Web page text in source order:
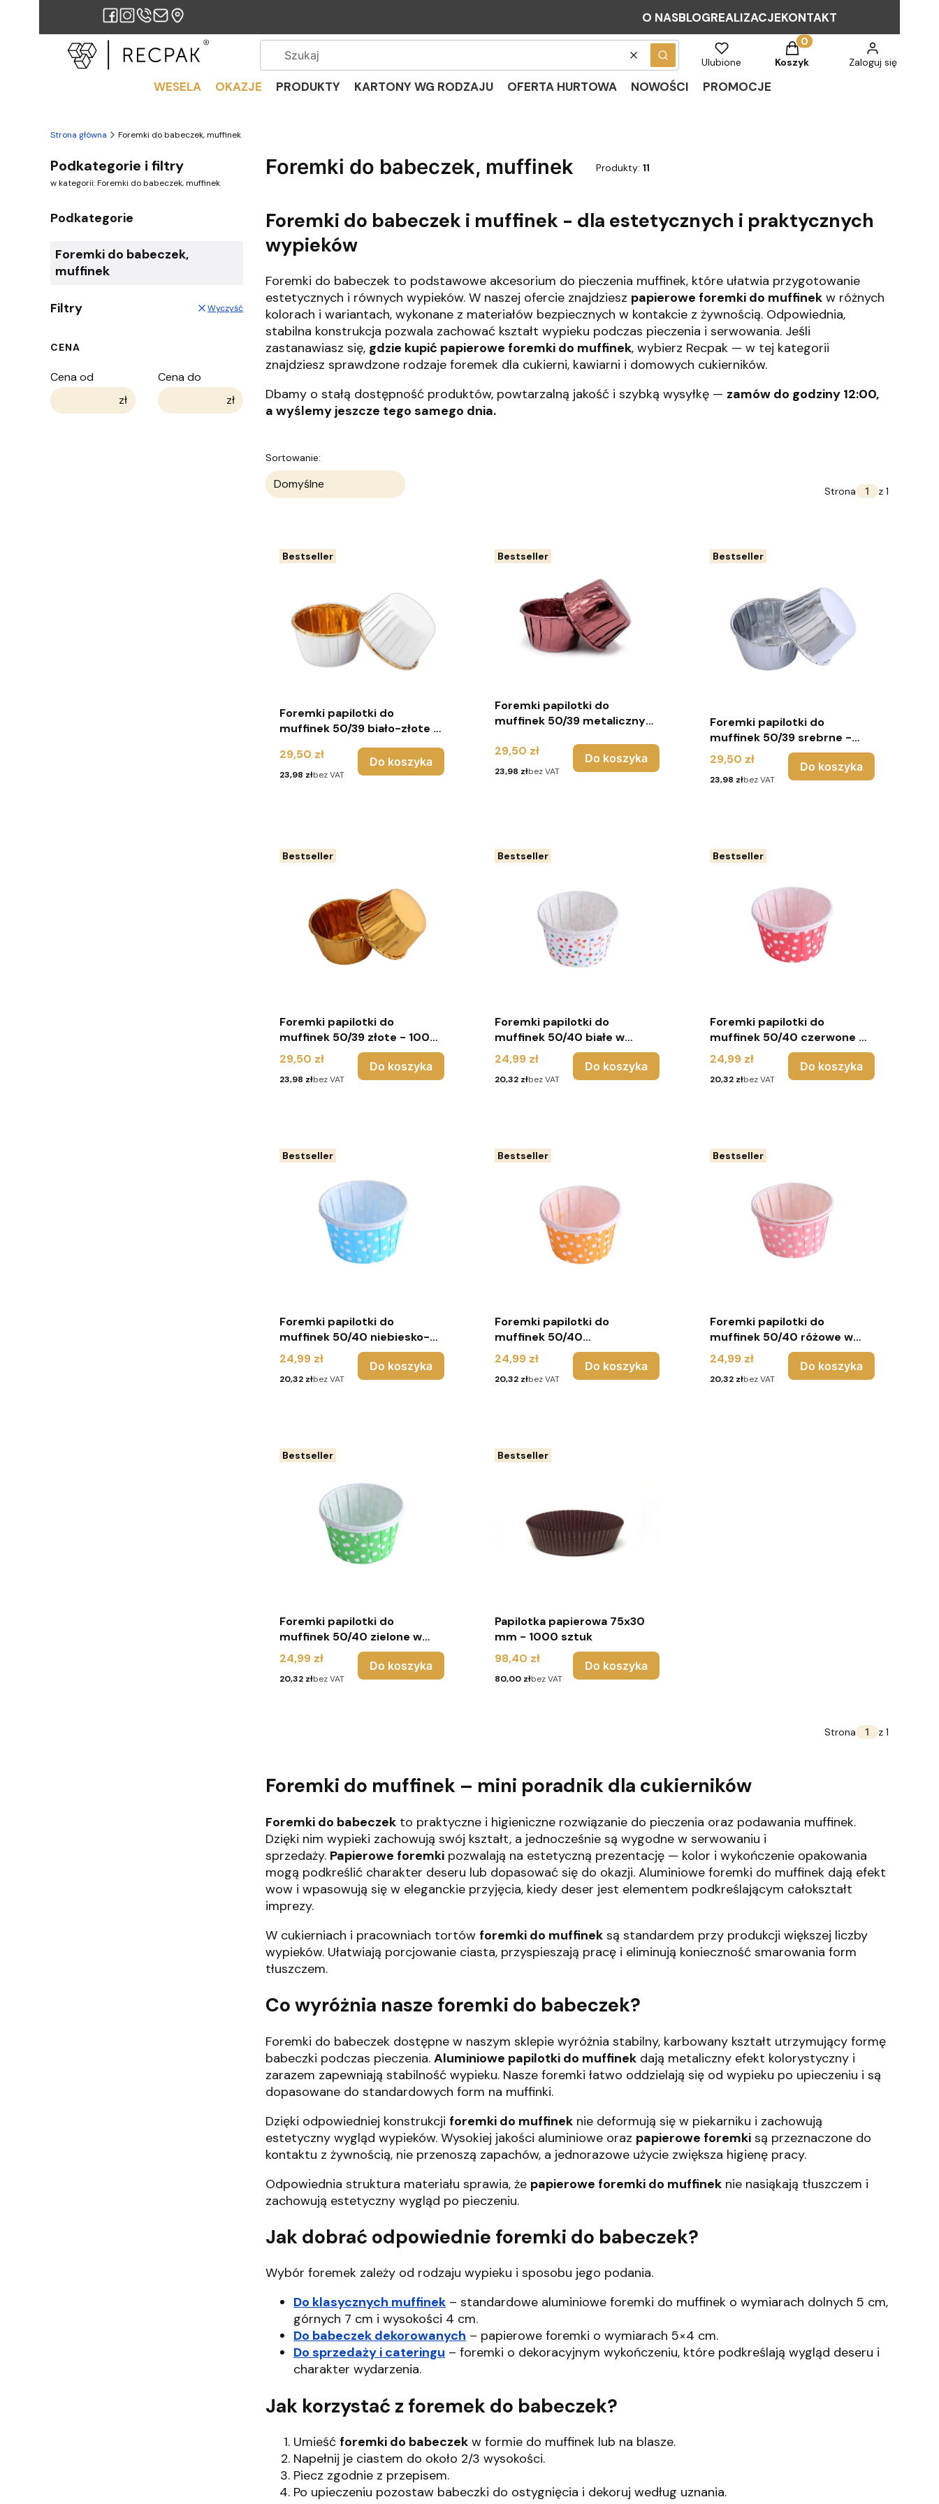
O NASBLOGREALIZACJEKONTAKT
WyczyśćSzukaj Ulubione
Produkty w koszyku: 0.
Koszyk Zaloguj się
WESELA OKAZJE PRODUKTY KARTONY WG RODZAJU OFERTA HURTOWA NOWOŚCI PROMOCJE
Strona główna Foremki do babeczek, muffinek
Podkategorie i filtry
w kategorii: Foremki do babeczek, muffinek
Podkategorie
Foremki do babeczek,
muffinek
Filtry Wyczyść
CENA
Cena od
zł
Cena do
zł
Foremki do babeczek, muffinek Produkty: 11
Foremki do babeczek i muffinek - dla estetycznych i praktycznych
wypieków
Foremki do babeczek to podstawowe akcesorium do pieczenia muffinek, które ułatwia przygotowanie
estetycznych i równych wypieków. W naszej ofercie znajdziesz papierowe foremki do muffinek w różnych
kolorach i wariantach, wykonane z materiałów bezpiecznych w kontakcie z żywnością. Odpowiednia,
stabilna konstrukcja pozwala zachować kształt wypieku podczas pieczenia i serwowania. Jeśli
zastanawiasz się, gdzie kupić papierowe foremki do muffinek, wybierz Recpak — w tej kategorii
znajdziesz sprawdzone rodzaje foremek dla cukierni, kawiarni i domowych cukierników.
Dbamy o stałą dostępność produktów, powtarzalną jakość i szybką wysyłkę — zamów do godziny 12:00,
a wyślemy jeszcze tego samego dnia.
Lista produktów
Sortowanie:
Domyślne Strona z 1
Bestseller
Foremki papilotki do
muffinek 50/39 biało-złote -
Cena
29,50 zł
Cena
23,98 złbez VAT
Do koszyka
Bestseller
Foremki papilotki do
muffinek 50/39 metaliczny
Cena
29,50 zł
Cena
23,98 złbez VAT
Do koszyka
Bestseller
Foremki papilotki do
muffinek 50/39 srebrne -
100 sztuk - Urodziny
Cena
29,50 zł
Cena
23,98 złbez VAT
Do koszyka
Bestseller
Foremki papilotki do
muffinek 50/39 złote - 100
sztuk - Urodziny
Cena
29,50 zł
Cena
23,98 złbez VAT
Do koszyka
Bestseller
Foremki papilotki do
muffinek 50/40 białe w
kolorowe groszki - 100 sztuk
Cena
24,99 zł
Cena
20,32 złbez VAT
Do koszyka
Bestseller
Foremki papilotki do
muffinek 50/40 czerwone w
białe groszki - 100 sztuk -
Urodziny
Cena
24,99 zł
Cena
20,32 złbez VAT
Do koszyka
Bestseller
Foremki papilotki do
muffinek 50/40 niebiesko-
białe groszki - 100 sztuk
Cena
24,99 zł
Cena
20,32 złbez VAT
Do koszyka
Bestseller
Foremki papilotki do
muffinek 50/40
pomarańczowo-białe groszki
- 100 sztuk
Cena
24,99 zł
Cena
20,32 złbez VAT
Do koszyka
Bestseller
Foremki papilotki do
muffinek 50/40 różowe w
białe groszki - 100 sztuk -
Urodziny
Cena
24,99 zł
Cena
20,32 złbez VAT
Do koszyka
Bestseller
Foremki papilotki do
muffinek 50/40 zielone w
białe groszki - 100 sztuk
Cena
24,99 zł
Cena
20,32 złbez VAT
Do koszyka
Bestseller
Papilotka papierowa 75x30
mm - 1000 sztuk
Cena
98,40 zł
Cena
80,00 złbez VAT
Do koszyka
Strona z 1
Foremki do muffinek – mini poradnik dla cukierników
Foremki do babeczek to praktyczne i higieniczne rozwiązanie do pieczenia oraz podawania muffinek.
Dzięki nim wypieki zachowują swój kształt, a jednocześnie są wygodne w serwowaniu i
sprzedaży. Papierowe foremki pozwalają na estetyczną prezentację — kolor i wykończenie opakowania
mogą podkreślić charakter deseru lub dopasować się do okazji. Aluminiowe foremki do muffinek dają efekt
wow i wpasowują się w eleganckie przyjęcia, kiedy deser jest elementem podkreślającym całokształt
imprezy.
W cukierniach i pracowniach tortów foremki do muffinek są standardem przy produkcji większej liczby
wypieków. Ułatwiają porcjowanie ciasta, przyspieszają pracę i eliminują konieczność smarowania form
tłuszczem.
Co wyróżnia nasze foremki do babeczek?
Foremki do babeczek dostępne w naszym sklepie wyróżnia stabilny, karbowany kształt utrzymujący formę
babeczki podczas pieczenia. Aluminiowe papilotki do muffinek dają metaliczny efekt kolorystyczny i
zarazem zapewniają stabilność wypieku. Nasze foremki łatwo oddzielają się od wypieku po upieczeniu i są
dopasowane do standardowych form na muffinki.
Dzięki odpowiedniej konstrukcji foremki do muffinek nie deformują się w piekarniku i zachowują
estetyczny wygląd wypieków. Wysokiej jakości aluminiowe oraz papierowe foremki są przeznaczone do
kontaktu z żywnością, nie przenoszą zapachów, a jednorazowe użycie zwiększa higienę pracy.
Odpowiednia struktura materiału sprawia, że papierowe foremki do muffinek nie nasiąkają tłuszczem i
zachowują estetyczny wygląd po pieczeniu.
Jak dobrać odpowiednie foremki do babeczek?
Wybór foremek zależy od rodzaju wypieku i sposobu jego podania.
Do klasycznych muffinek – standardowe aluminiowe foremki do muffinek o wymiarach dolnych 5 cm,
górnych 7 cm i wysokości 4 cm.
Do babeczek dekorowanych – papierowe foremki o wymiarach 5×4 cm.
Do sprzedaży i cateringu – foremki o dekoracyjnym wykończeniu, które podkreślają wygląd deseru i
charakter wydarzenia.
Jak korzystać z foremek do babeczek?
Umieść foremki do babeczek w formie do muffinek lub na blasze.
Napełnij je ciastem do około 2/3 wysokości.
Piecz zgodnie z przepisem.
Po upieczeniu pozostaw babeczki do ostygnięcia i dekoruj według uznania.